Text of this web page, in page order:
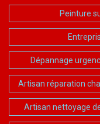
Peinture
Dépannage
Artisan réparation
Artisan nettoyage